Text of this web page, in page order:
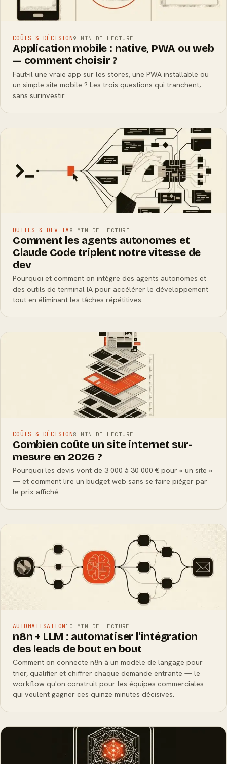
COÛTS & DÉCISION9 MIN DE LECTURE
Application mobile : native, PWA ou web
— comment choisir ?
Faut-il une vraie app sur les stores, une PWA installable ou
un simple site mobile ? Les trois questions qui tranchent,
sans surinvestir.
OUTILS & DEV IA8 MIN DE LECTURE
Comment les agents autonomes et
Claude Code triplent notre vitesse de
dev
Pourquoi et comment on intègre des agents autonomes et
des outils de terminal IA pour accélérer le développement
tout en éliminant les tâches répétitives.
COÛTS & DÉCISION8 MIN DE LECTURE
Combien coûte un site internet sur-
mesure en 2026 ?
Pourquoi les devis vont de 3 000 à 30 000 € pour « un site »
— et comment lire un budget web sans se faire piéger par
le prix affiché.
AUTOMATISATION10 MIN DE LECTURE
n8n + LLM : automatiser l'intégration
des leads de bout en bout
Comment on connecte n8n à un modèle de langage pour
trier, qualifier et chiffrer chaque demande entrante — le
workflow qu'on construit pour les équipes commerciales
qui veulent gagner ces quinze minutes décisives.